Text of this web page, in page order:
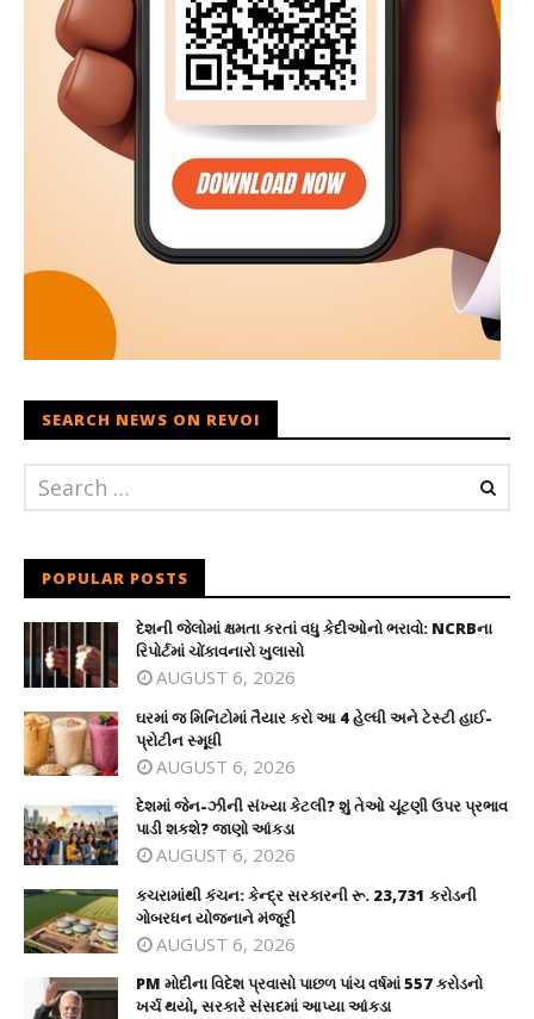
SEARCH NEWS ON REVOI
POPULAR POSTS
દેશની જેલોમાં ક્ષમતા કરતાં વધુ કેદીઓનો ભરાવો: NCRBના
રિપોર્ટમાં ચોંકાવનારો ખુલાસો
AUGUST 6, 2026
ઘરમાં જ મિનિટોમાં તૈયાર કરો આ 4 હેલ્ધી અને ટેસ્ટી હાઈ-
પ્રોટીન સ્મૂધી
AUGUST 6, 2026
દેશમાં જેન-ઝીની સંખ્યા કેટલી? શું તેઓ ચૂંટણી ઉપર પ્રભાવ
પાડી શકશે? જાણો આંકડા
AUGUST 6, 2026
કચરામાંથી કંચન: કેન્દ્ર સરકારની રૂ. 23,731 કરોડની
ગોબરધન યોજનાને મંજૂરી
AUGUST 6, 2026
PM મોદીના વિદેશ પ્રવાસો પાછળ પાંચ વર્ષમાં 557 કરોડનો
ખર્ચ થયો, સરકારે સંસદમાં આપ્યા આંકડા